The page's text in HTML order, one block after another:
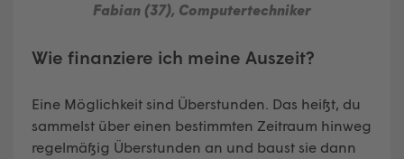
Fabian (37), Computertechniker
Wie finanziere ich meine Auszeit?
Eine Möglichkeit sind Überstunden. Das heißt, du
sammelst über einen bestimmten Zeitraum hinweg
regelmäßig Überstunden an und baust sie dann